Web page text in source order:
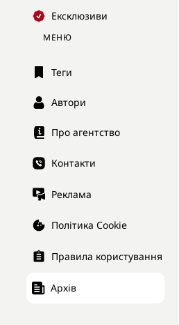
Ексклюзиви
МЕНЮ
Теги
Автори
Про агентство
Контакти
Реклама
Політика Cookie
Правила користування
Архів